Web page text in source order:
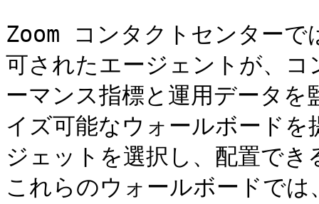
Zoom コンタクトセンターで
可されたエージェントが、
ーマンス指標と運用データ
イズ可能なウォールボード
ジェットを選択し、配置で
これらのウォールボードでは